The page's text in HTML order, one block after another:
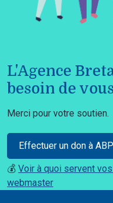
L'Agence
besoin de
Merci pour votre soutien.
Effectuer un don à ABP
💰 Voir à quoi servent
webmaster